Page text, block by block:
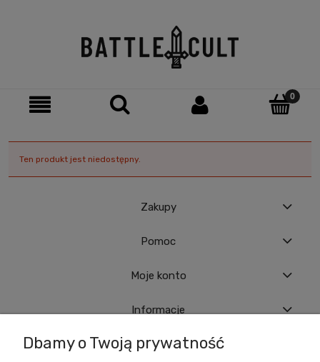
Ten produkt jest niedostępny.
Zakupy
Pomoc
Moje konto
Informacje
Dbamy o Twoją prywatność